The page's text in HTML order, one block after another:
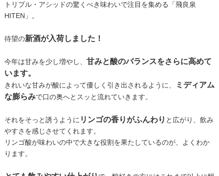
トリプル・アシッドの驚くべき味わいで注目を集める「飛良泉
HITEN」。
待望の新酒が入荷しました！
今年は甘みを少し増やし、 甘みと酸のバランスをさらに高めて
います。
きれいな甘みが酸によって優しく引き出されるように、
ミディアム
な膨らみで口の奥へとスッと流れていきます。
それをそっと誘うように リンゴの香りがふんわり と広がり、飲み
やすさを感じさせてくれます。
リンゴ酸が味わいの中で大きな役割を果たしているのが、よくわか
ります。